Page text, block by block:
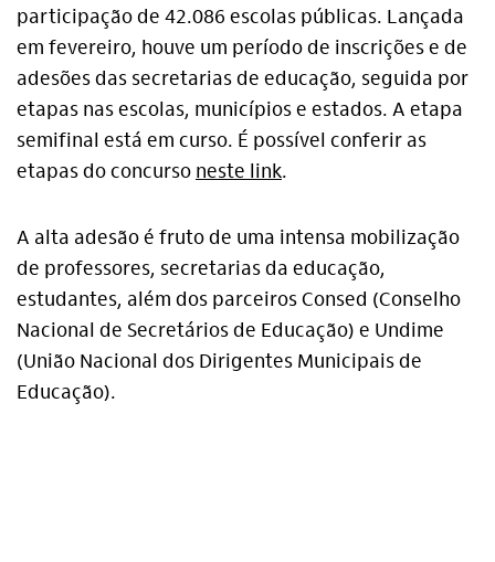
Alto Contraste
Termos de Uso e Política de
Privacidade
participação de 42.086 escolas públicas. Lançada
em fevereiro, houve um período de inscrições e de
adesões das secretarias de educação, seguida por
etapas nas escolas, municípios e estados. A etapa
semifinal está em curso. É possível conferir as
etapas do concurso neste link.
A alta adesão é fruto de uma intensa mobilização
de professores, secretarias da educação,
estudantes, além dos parceiros Consed (Conselho
Nacional de Secretários de Educação) e Undime
(União Nacional dos Dirigentes Municipais de
Educação).